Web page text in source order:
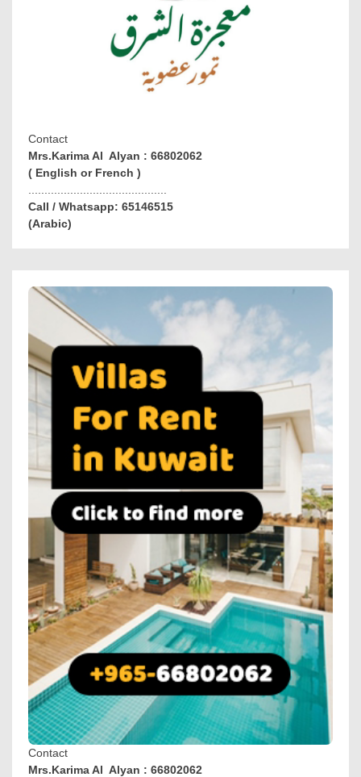
Contact
Mrs.Karima Al Alyan : 66802062
( English or French )
Call / Whatsapp: 65146515
(Arabic)
Contact
Mrs.Karima Al Alyan : 66802062